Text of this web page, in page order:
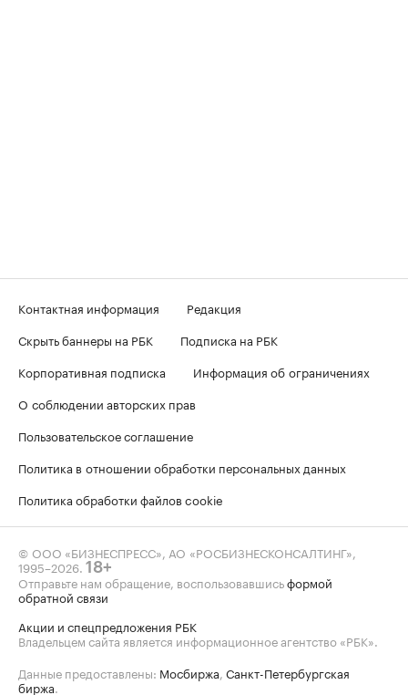
Контактная информация
Редакция
Скрыть баннеры на РБК
Подписка на РБК
Корпоративная подписка
Информация об ограничениях
О соблюдении авторских прав
Пользовательское соглашение
Политика в отношении обработки персональных данных
Политика обработки файлов cookie
© ООО «БИЗНЕСПРЕСС», АО «РОСБИЗНЕСКОНСАЛТИНГ»,
1995–2026. 18+
Отправьте нам обращение, воспользовавшисьформой
обратной связи
Акции и спецпредложения РБК
Владельцем сайта является информационное агентство «РБК».
Данные предоставлены: Мосбиржа, Санкт-Петербургская
биржа.